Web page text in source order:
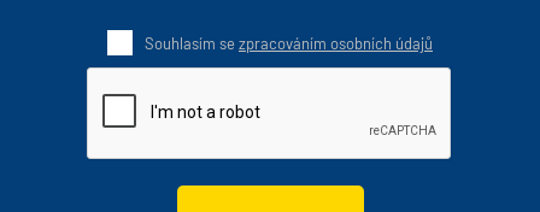
Souhlasím se zpracováním osobních údajů